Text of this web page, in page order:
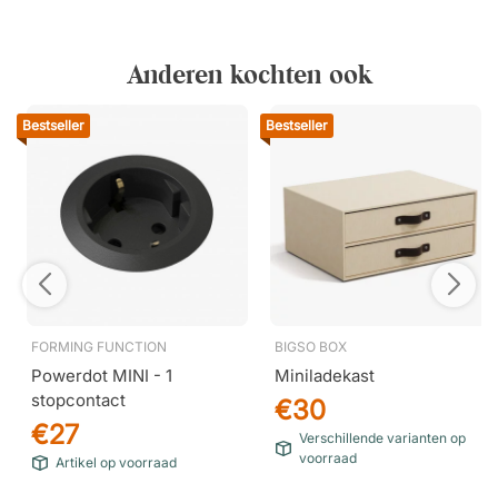
Anderen kochten ook
Bestseller
FORMING FUNCTION
Powerdot MINI - 1
stopcontact
€27
Artikel op voorraad
Bestseller
BIGSO BOX
Miniladekast
€30
Verschillende varianten op
voorraad